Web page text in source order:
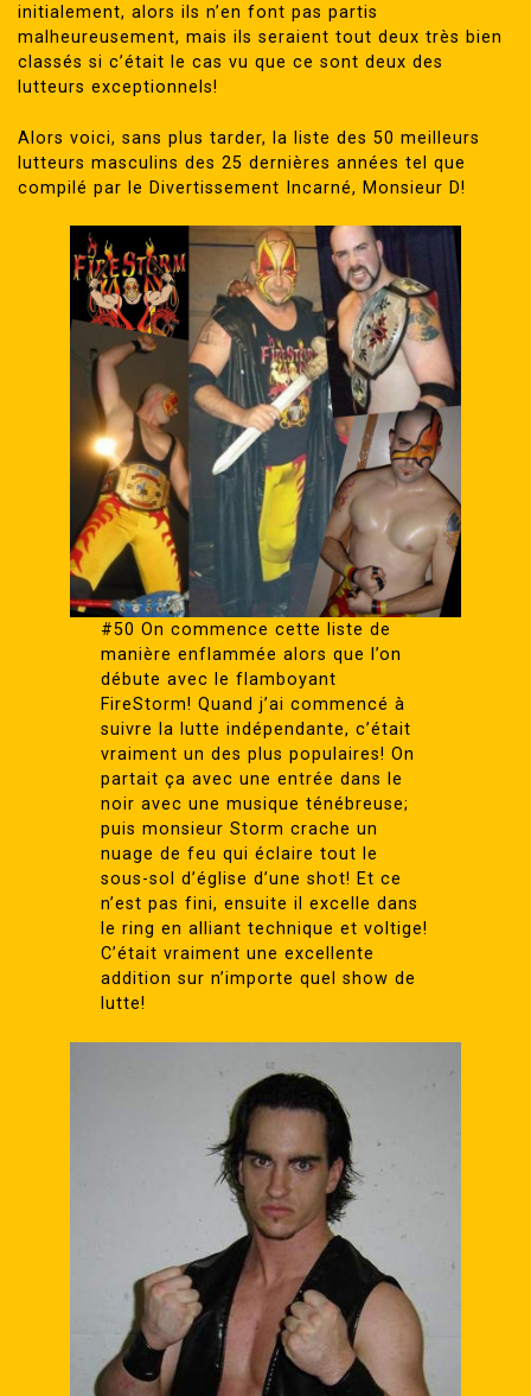
initialement, alors ils n’en font pas partis
malheureusement, mais ils seraient tout deux très bien
classés si c’était le cas vu que ce sont deux des
lutteurs exceptionnels!
Alors voici, sans plus tarder, la liste des 50 meilleurs
lutteurs masculins des 25 dernières années tel que
compilé par le Divertissement Incarné, Monsieur D!
#50 On commence cette liste de
manière enflammée alors que l’on
débute avec le flamboyant
FireStorm! Quand j’ai commencé à
suivre la lutte indépendante, c’était
vraiment un des plus populaires! On
partait ça avec une entrée dans le
noir avec une musique ténébreuse;
puis monsieur Storm crache un
nuage de feu qui éclaire tout le
sous-sol d’église d’une shot! Et ce
n’est pas fini, ensuite il excelle dans
le ring en alliant technique et voltige!
C’était vraiment une excellente
addition sur n’importe quel show de
lutte!